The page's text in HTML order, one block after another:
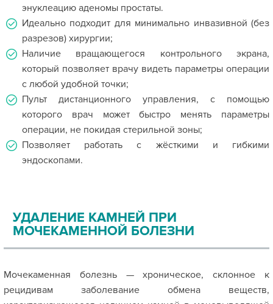
энуклеацию аденомы простаты.
Идеально подходит для минимально инвазивной (без
разрезов) хирургии;
Наличие вращающегося контрольного экрана,
который позволяет врачу видеть параметры операции
с любой удобной точки;
Пульт дистанционного управления, с помощью
которого врач может быстро менять параметры
операции, не покидая стерильной зоны;
Позволяет работать с жёсткими и гибкими
эндоскопами.
УДАЛЕНИЕ КАМНЕЙ ПРИ
МОЧЕКАМЕННОЙ БОЛЕЗНИ
Мочекаменная болезнь — хроническое, склонное к
рецидивам заболевание обмена веществ,